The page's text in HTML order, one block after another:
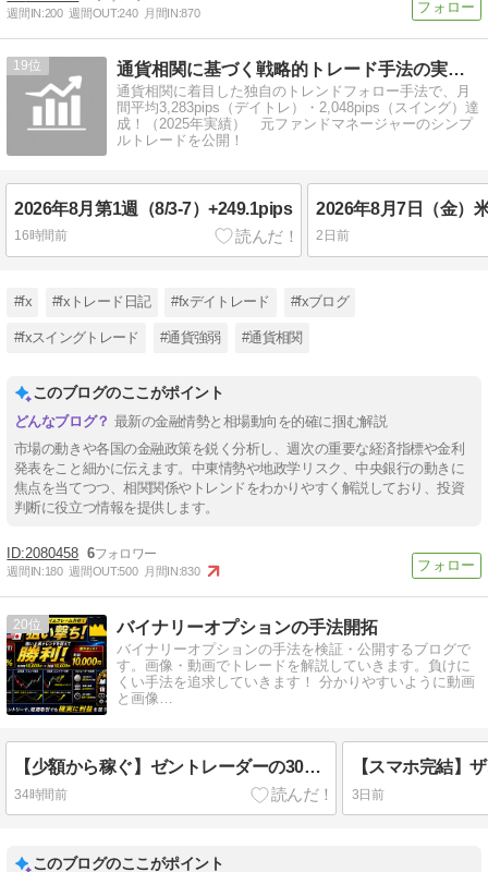
週間IN:200 週間OUT:240 月間IN:870
19 通貨相関に基づく戦略的トレード手法の実践LOG
通貨相関に着目した独自のトレンドフォロー手法で、月
間平均3,283pips（デイトレ）・2,048pips（スイング）達
成！（2025年実績） 元ファンドマネージャーのシンプ
ルトレードを公開！
2026年8月第1週（8/3-7）+249.1pips
16時間前
2026年8月7日（金）
2日前
#fx #fxトレード日記 #fxデイトレード #fxブログ
#fxスイングトレード #通貨強弱 #通貨相関
このブログのここがポイント
最新の金融情勢と相場動向を的確に掴む解説
市場の動きや各国の金融政策を鋭く分析し、週次の重要な経済指標や金利
発表をこと細かに伝えます。中東情勢や地政学リスク、中央銀行の動きに
焦点を当てつつ、相関関係やトレンドをわかりやすく解説しており、投資
判断に役立つ情報を提供します。
2080458 6
週間IN:180 週間OUT:500 月間IN:830
20 バイナリーオプションの手法開拓
バイナリーオプションの手法を検証・公開するブログで
す。画像・動画でトレードを解説していきます。負けに
くい手法を追求していきます！ 分かりやすいように動画
と画像…
【少額から稼ぐ】ゼントレーダーの30秒取引で勝率アップ！マルチタイムフレーム分析のコツ大公開
34時間前 3日前
このブログのここがポイント